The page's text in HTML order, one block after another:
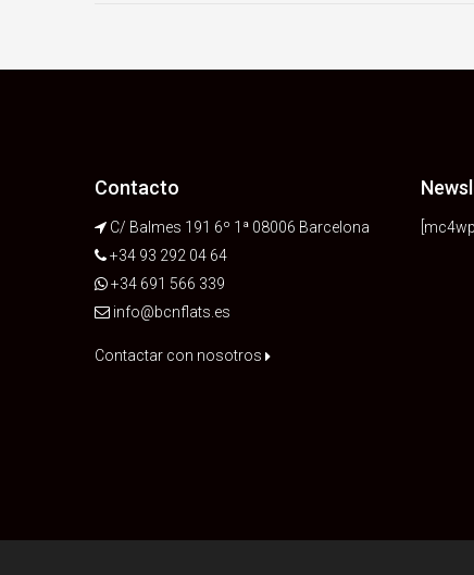
Contacto
C/ Balmes 191 6º 1ª 08006 Barcelona
+34 93 292 04 64
+34 691 566 339
info@bcnflats.es
Contactar con nosotros